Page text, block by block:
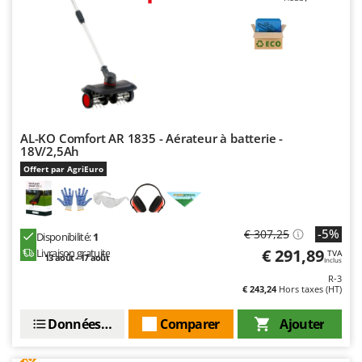
Troy-Bilt
Vesco
Volpi
W
Weber
Wolf Garten
AL-KO Comfort AR 1835 - Aérateur à batterie -
18V/2,5Ah
Offert par AgriEuro
Disponibilité:1
Livraison gratuite
13 août - 17 août
€ 307,25 -5%
€ 291,89 TVA
Inclus
R-3
€ 243,24Hors taxes (HT)
Ajouter
Comparer
Données techniques